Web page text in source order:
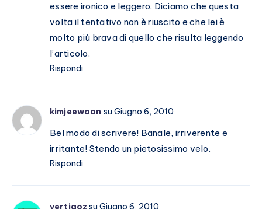
essere ironico e leggero. Diciamo che questa
volta il tentativo non è riuscito e che lei è
molto più brava di quello che risulta leggendo
l’articolo.
Rispondi
kimjeewoon su Giugno 6, 2010
Bel modo di scrivere! Banale, irriverente e
irritante! Stendo un pietosissimo velo.
Rispondi
vertigoz su Giugno 6, 2010